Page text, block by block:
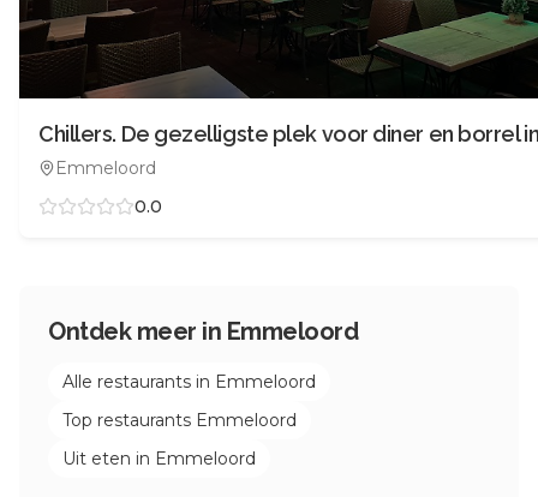
Emmeloord
0.0
Ontdek meer in Emmeloord
Alle restaurants in Emmeloord
Top restaurants Emmeloord
Uit eten in Emmeloord